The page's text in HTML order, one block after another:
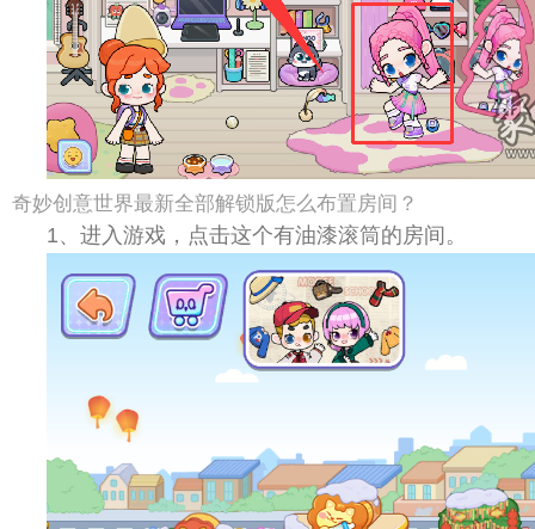
奇妙创意世界最新全部解锁版怎么布置房间？
1、进入游戏，点击这个有油漆滚筒的房间。